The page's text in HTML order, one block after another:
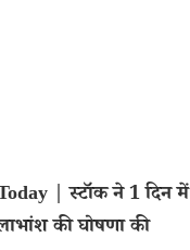
| स्टॉक ने 1 दिन में
की घोषणा की